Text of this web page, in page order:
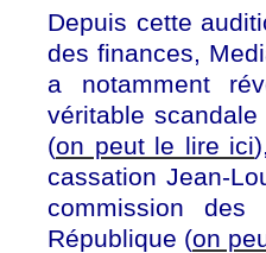
Depuis cette
des finances,
a notamment
véritable
(on peut le lire ici
cassation Jean-
commission
République (on